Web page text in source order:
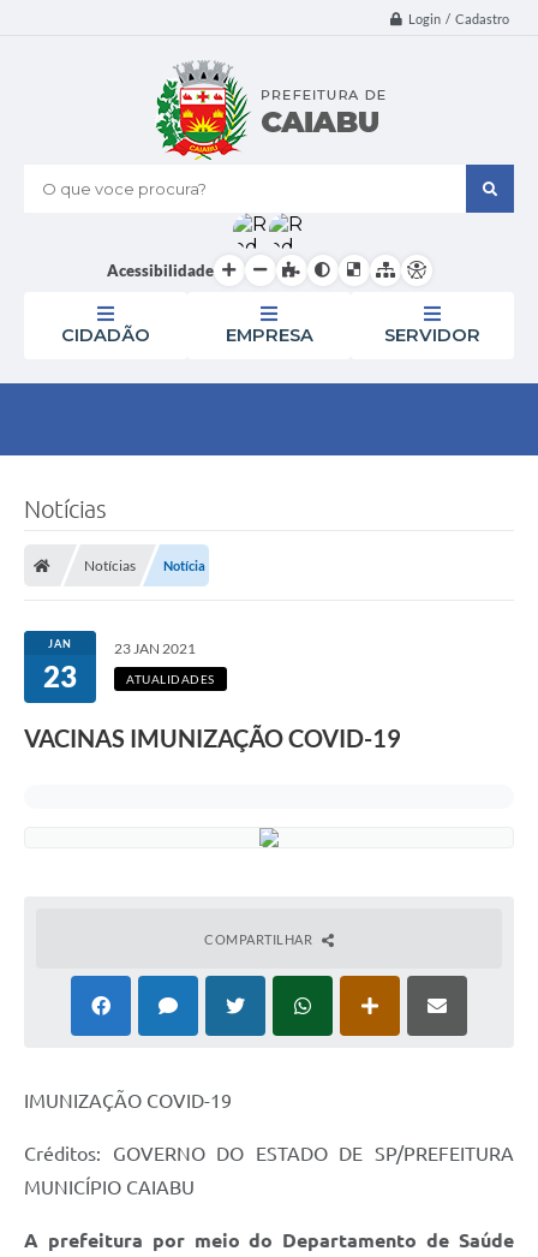
Login / Cadastro
O que voce procura?
Acessibilidade
CIDADÃO EMPRESA SERVIDOR
Notícias
Notícias Notícia
JAN
23
23 JAN 2021
ATUALIDADES
VACINAS IMUNIZAÇÃO COVID-19
COMPARTILHAR
IMUNIZAÇÃO COVID-19
Créditos: GOVERNO DO ESTADO DE SP/PREFEITURA
MUNICÍPIO CAIABU
A prefeitura por meio do Departamento de Saúde